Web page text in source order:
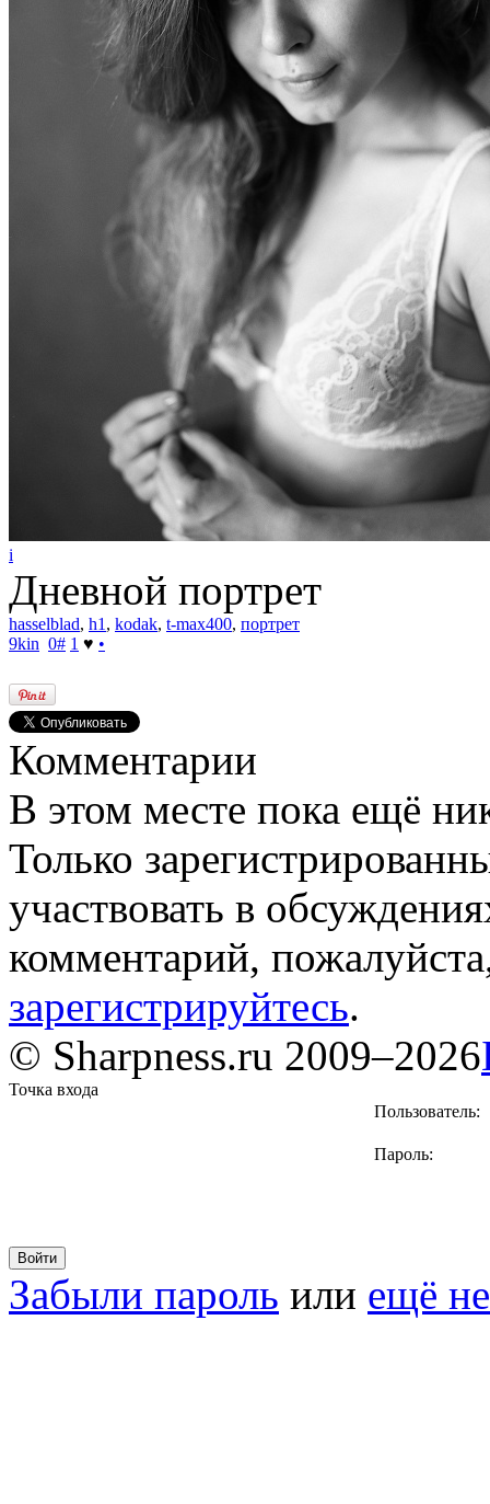
i
Дневной портрет
hasselblad, h1 , kodak, t-max400, портрет
9kin 0# 1 ♥ •
Комментарии
В этом месте пока ещё
Только
участвовать в
комментарий,
зарегистрируйтесь.
© Sharpness.ru 2009–2026
Точка входа
Пользователь:
Пароль:
Забыли пароль или ещё